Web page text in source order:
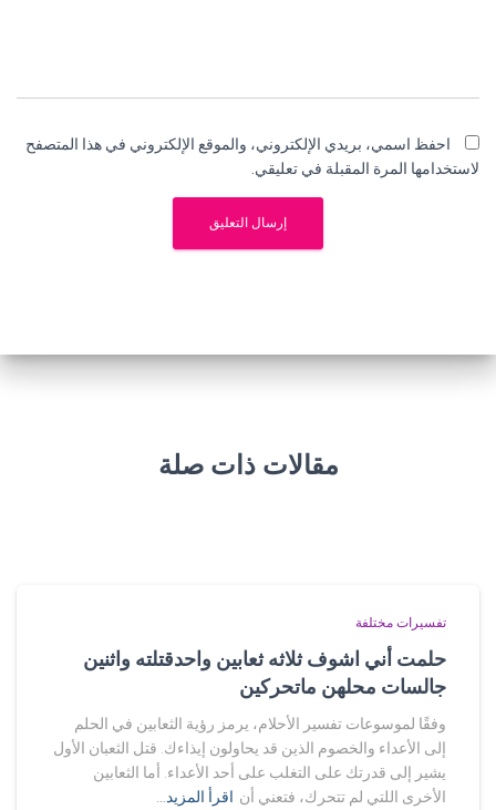
احفظ اسمي، بريدي الإلكتروني، والموقع الإلكتروني في هذا المتصفح
لاستخدامها المرة المقبلة في تعليقي.
مقالات ذات صلة
تفسيرات مختلفة
حلمت أني اشوف ثلاثه ثعابين واحدقتلته واثنين
جالسات محلهن ماتحركين
وفقًا لموسوعات تفسير الأحلام، يرمز رؤية الثعابين في الحلم
إلى الأعداء والخصوم الذين قد يحاولون إيذاءك. قتل الثعبان الأول
يشير إلى قدرتك على التغلب على أحد الأعداء. أما الثعابين
الأخرى اللتي لم تتحرك، فتعني أن اقرأ المزيد…